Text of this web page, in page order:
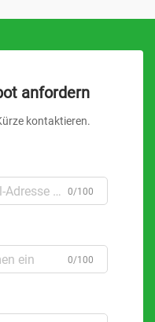
anfordern
kontaktieren.
0/100
0/100